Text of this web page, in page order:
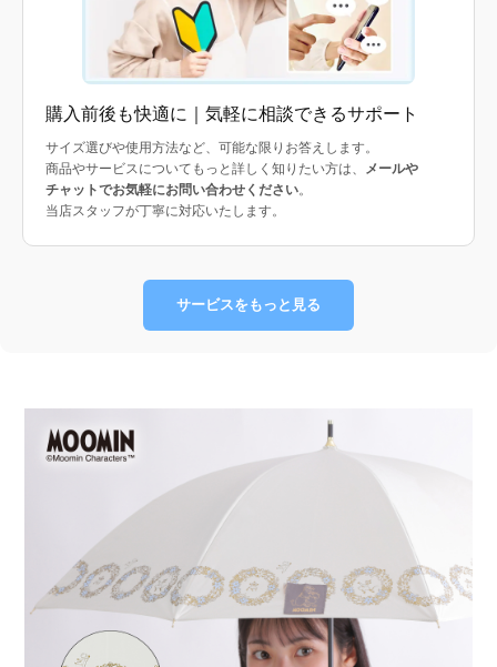
購入前後も快適に｜気軽に相談できるサポート
サイズ選びや使用方法など、可能な限りお答えします。
商品やサービスについてもっと詳しく知りたい方は、 メールや
チャットでお気軽にお問い合わせください。
当店スタッフが丁寧に対応いたします。
サービスをもっと見る